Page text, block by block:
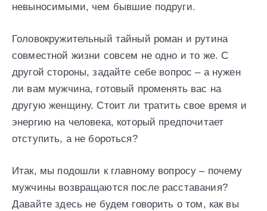
невыносимыми, чем бывшие подруги.
Головокружительный тайный роман и рутина
совместной жизни совсем не одно и то же. С
другой стороны, задайте себе вопрос – а нужен
ли вам мужчина, готовый променять вас на
другую женщину. Стоит ли тратить свое время и
энергию на человека, который предпочитает
отступить, а не бороться?
Итак, мы подошли к главному вопросу – почему
мужчины возвращаются после расставания?
Давайте здесь не будем говорить о том, как вы